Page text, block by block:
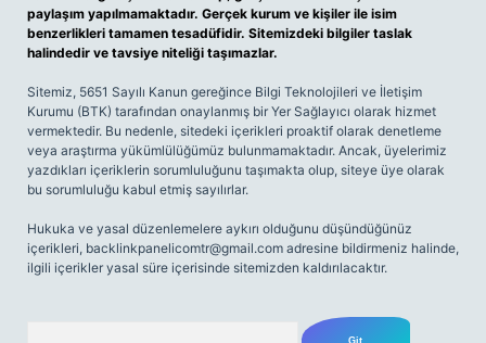
paylaşım yapılmamaktadır. Gerçek kurum ve kişiler ile isim
benzerlikleri tamamen tesadüfidir. Sitemizdeki bilgiler taslak
halindedir ve tavsiye niteliği taşımazlar.
Sitemiz, 5651 Sayılı Kanun gereğince Bilgi Teknolojileri ve İletişim
Kurumu (BTK) tarafından onaylanmış bir Yer Sağlayıcı olarak hizmet
vermektedir. Bu nedenle, sitedeki içerikleri proaktif olarak denetleme
veya araştırma yükümlülüğümüz bulunmamaktadır. Ancak, üyelerimiz
yazdıkları içeriklerin sorumluluğunu taşımakta olup, siteye üye olarak
bu sorumluluğu kabul etmiş sayılırlar.
Hukuka ve yasal düzenlemelere aykırı olduğunu düşündüğünüz
içerikleri, backlinkpanelicomtr@gmail.com adresine bildirmeniz halinde,
ilgili içerikler yasal süre içerisinde sitemizden kaldırılacaktır.